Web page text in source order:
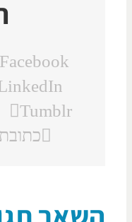
Facebook
X
LinkedIn
Tumblr
כתובת